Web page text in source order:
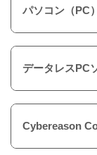
パソコン（PC
データレスPC
Cybereason